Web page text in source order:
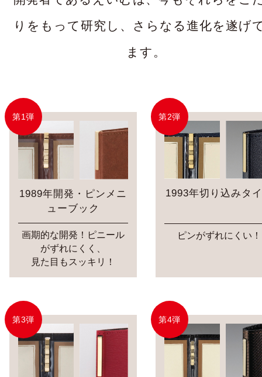
The menu is
a top-notch
salesman
りをもって研究し、さらなる進化を遂げ
ます。
第1弾
1989年開発・ピンメニ
ューブック
画期的な開発！ピニール
がずれにくく、
見た目もスッキリ！
第2弾
1993年切り込みタ
ピンがずれにくい！
第3弾 第4弾